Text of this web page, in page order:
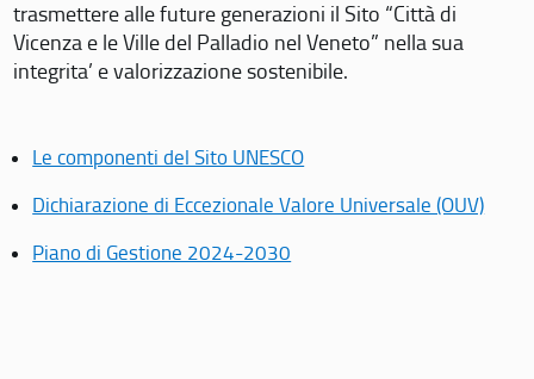
trasmettere alle future generazioni il Sito “Città di
Vicenza e le Ville del Palladio nel Veneto” nella sua
integrita’ e valorizzazione sostenibile.
Le componenti del Sito UNESCO
Dichiarazione di Eccezionale Valore Universale (OUV)
Piano di Gestione 2024-2030